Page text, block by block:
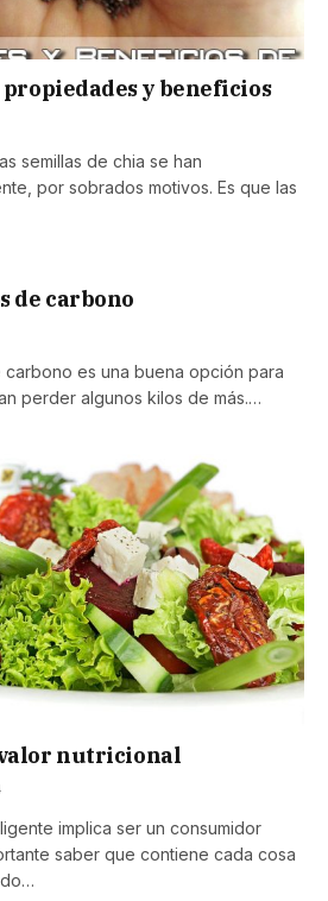
y beneficios
semillas de chia se han
por sobrados motivos. Es que las
de carbono
carbono es una buena opción para
perder algunos kilos de más.…
nutricional
implica ser un consumidor
saber que contiene cada cosa